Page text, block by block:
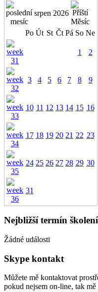
srpen 2026
Po Út St Čt Pá So Ne
1 2
3 4 5 6 7 8 9
10 11 12 13 14 15 16
17 18 19 20 21 22 23
24 25 26 27 28 29 30
31
Nejbližší termín školení
Žádné události
Skype kontakt
Můžete mě kontaktovat
pokud nejsem on-line, tak